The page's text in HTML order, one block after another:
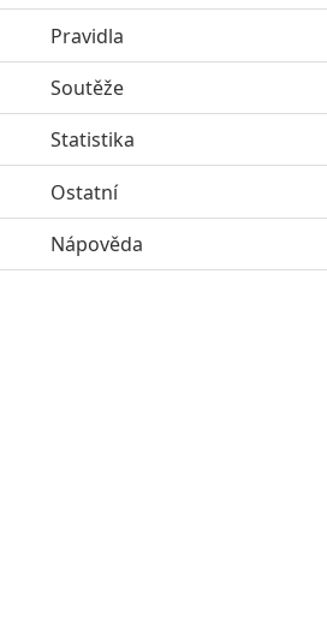
Pravidla
Soutěže
Statistika
Ostatníclick to expand contents
Nápověda